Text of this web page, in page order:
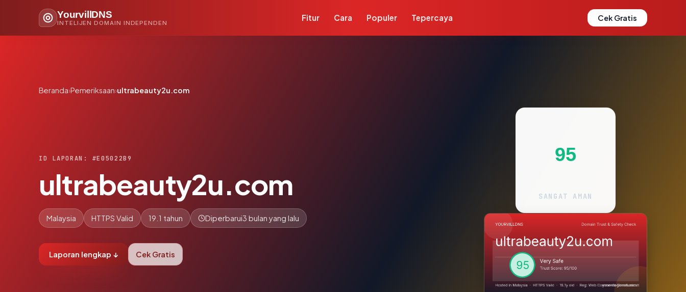
YourvillDNS
INTELIJEN DOMAIN INDEPENDEN
Fitur Cara Populer Tepercaya Cek Gratis
Beranda›Pemeriksaan›ultrabeauty2u.com
ID LAPORAN: #E05022B9
ultrabeauty2u.com
Malaysia HTTPS Valid 19.1 tahun Diperbarui3 bulan yang lalu
Laporan lengkap ↓ Cek Gratis
95
SANGAT AMAN